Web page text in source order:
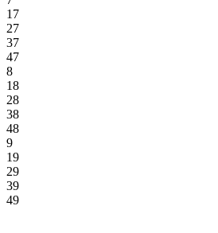
17
27
37
47
8
18
28
38
48
9
19
29
39
49